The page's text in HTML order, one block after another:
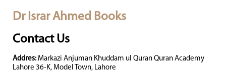
Dr Israr Ahmed Books
Contact Us
Addres: Markazi Anjuman Khuddam ul Quran Quran Academy
Lahore 36-K, Model Town, Lahore